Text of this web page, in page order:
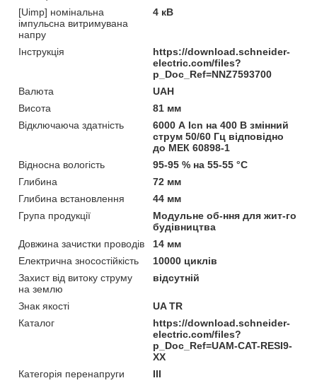
[Uimp] номінальна
імпульсна витримувана
напру
4 кВ
Інструкція
https://download.schneider-
electric.com/files?
p_Doc_Ref=NNZ7593700
Валюта
UAH
Висота
81 мм
Відключаюча здатність
6000 А Icn на 400 В змінний
струм 50/60 Гц відповідно
до МЕК 60898-1
Відносна вологість
95-95 % на 55-55 °C
Глибина
72 мм
Глибина встановлення
44 мм
Група продукції
Модульне об-ння для жит-го
будівництва
Довжина зачистки проводів
14 мм
Електрична зносостійкість
10000 циклів
Захист від витоку струму
на землю
відсутній
Знак якості
UA TR
Каталог
https://download.schneider-
electric.com/files?
p_Doc_Ref=UAM-CAT-RESI9-
XX
Категорія перенапруги
ІІІ